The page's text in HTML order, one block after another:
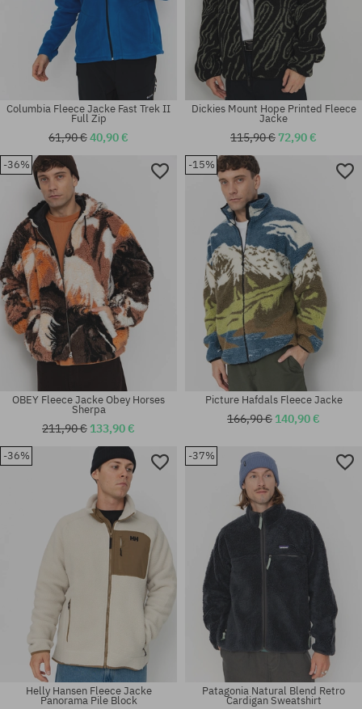
Verfügbare Größen:
M; L; XL
Verfügbare Größen:
M; L; XL
Verfügbare Größen:
Columbia Fleece Jacke Fast Trek II
Full Zip
61,90 €40,90 €
Verfügbare Größen:
Dickies Mount Hope Printed Fleece
Jacke
115,90 € 72,90 €
-36%
OBEY Fleece Jacke Obey Horses
Sherpa
211,90 € 133,90 €
-15%
Picture Hafdals Fleece Jacke
166,90 € 140,90 €
-36%
Helly Hansen Fleece Jacke
Panorama Pile Block
-37%
Patagonia Natural Blend Retro
Cardigan Sweatshirt